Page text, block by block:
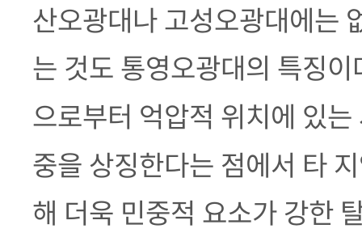
산오광대나 고성오광대에는
는 것도 통영오광대의 특징이
으로부터 억압적 위치에 있
중을 상징한다는 점에서 타
해 더욱 민중적 요소가 강한